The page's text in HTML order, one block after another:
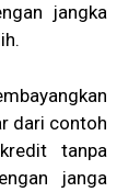
jangka
dari contoh
tanpa
janga